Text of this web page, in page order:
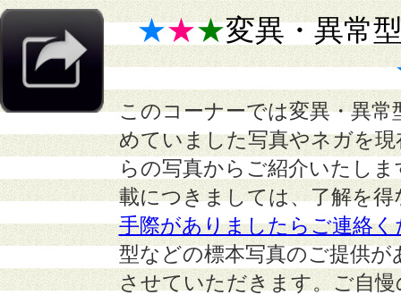
★★★変異・異常
このコーナーでは変異・異
めていました写真やネガを
らの写真からご紹介いたし
載につきましては、了解を
手際がありましたらご連絡く
型などの標本写真のご提供
させていただきます。ご自